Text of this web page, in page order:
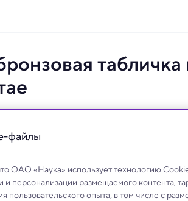
как редкая находка, но и как
государств.
файлы
ОАО «Наука» использует технологию
персонализации размещаемого контента,
пользовательского опыта, в том числе с